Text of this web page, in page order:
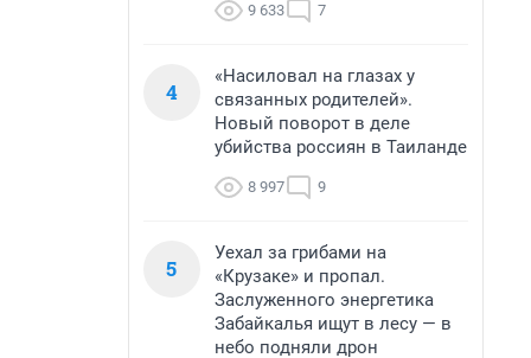
9 633 7
4
«Насиловал на глазах у
связанных родителей».
Новый поворот в деле
убийства россиян в Таиланде
8 997 9
5
Уехал за грибами на
«Крузаке» и пропал.
Заслуженного энергетика
Забайкалья ищут в лесу — в
небо подняли дрон